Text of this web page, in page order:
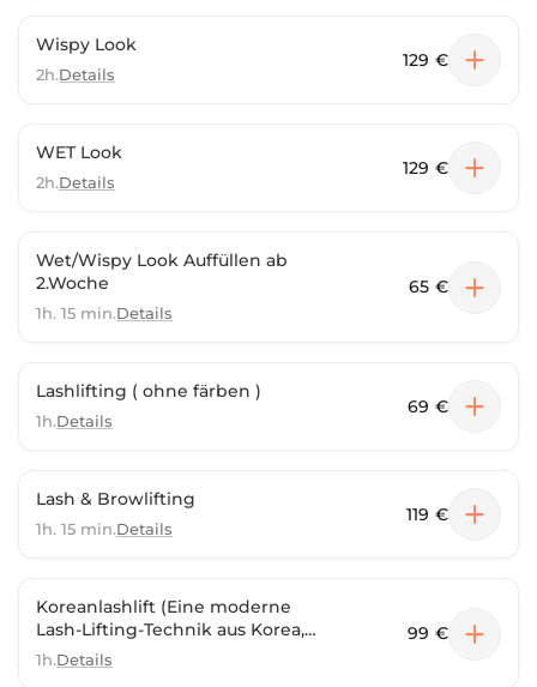
Wispy Look
2h.Details
129 €
WET Look
2h.Details
129 €
Wet/Wispy Look Auffüllen ab
2.Woche
1h. 15 min.Details
65 €
Lashlifting ( ohne färben )
1h.Details
69 €
Lash & Browlifting
1h. 15 min.Details
119 €
Koreanlashlift (Eine moderne
Lash-Lifting-Technik aus Korea,
die den Wimpern einen
besonders natürlichen,
1h.Details
99 €